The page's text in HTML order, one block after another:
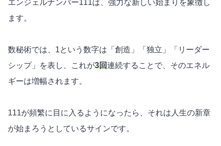
エンジェルナンバー111は、 強力な新しい始まり を象徴し
ます。
数秘術では、1という数字は「創造」「独立」「リーダー
シップ」を表し、これが3回連続することで、そのエネル
ギーは増幅されます。
111が頻繁に目に入るようになったら、それは人生の新章
が始まろうとしているサインです。